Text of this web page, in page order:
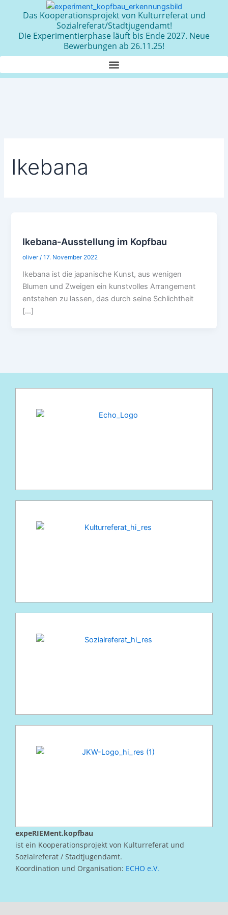
Das Kooperationsprojekt von Kulturreferat und
Sozialreferat/Stadtjugendamt!
Die Experimentierphase läuft bis Ende 2027. Neue
Bewerbungen ab 26.11.25!
Ikebana
Ikebana-Ausstellung im Kopfbau
oliver/17. November 2022
Ikebana ist die japanische Kunst, aus wenigen
Blumen und Zweigen ein kunstvolles Arrangement
entstehen zu lassen, das durch seine Schlichtheit
[…]
expeRIEMent.kopfbau
ist ein Kooperationsprojekt von Kulturreferat und
Sozialreferat / Stadtjugendamt.
Koordination und Organisation: ECHO e.V.